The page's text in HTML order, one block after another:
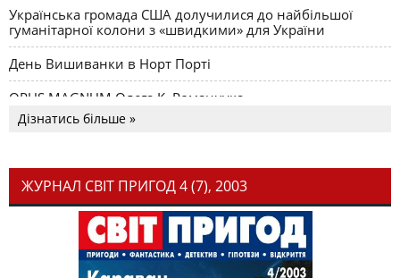
Українська громада США долучилися до найбільшої
гуманітарної колони з «швидкими» для України
День Вишиванки в Норт Порті
OPUS MAGNUM Олега К. Романчука
Дізнатись більше »
ЖУРНАЛ СВІТ ПРИГОД 4 (7), 2003